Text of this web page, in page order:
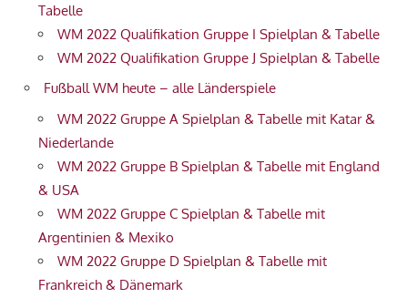
Tabelle
WM 2022 Qualifikation Gruppe I Spielplan & Tabelle
WM 2022 Qualifikation Gruppe J Spielplan & Tabelle
Fußball WM heute – alle Länderspiele
WM 2022 Gruppe A Spielplan & Tabelle mit Katar &
Niederlande
WM 2022 Gruppe B Spielplan & Tabelle mit England
& USA
WM 2022 Gruppe C Spielplan & Tabelle mit
Argentinien & Mexiko
WM 2022 Gruppe D Spielplan & Tabelle mit
Frankreich & Dänemark